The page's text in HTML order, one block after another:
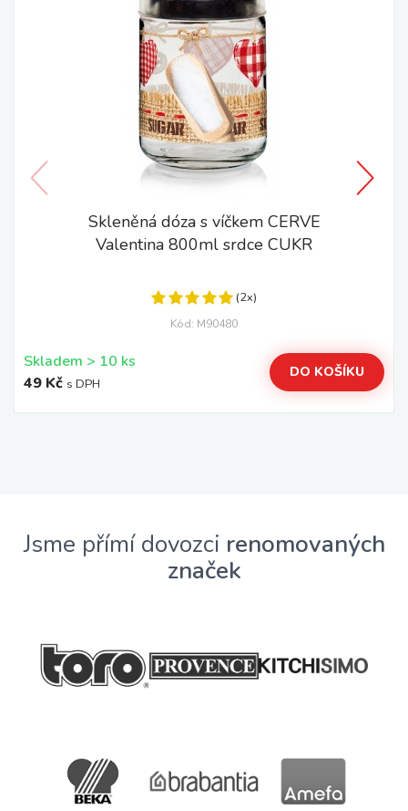
Skleněná dóza s víčkem CERVE
Valentina 800ml srdce CUKR
(2x)
Kód: M90480
Skladem > 10 ks
49 Kč s DPH
DO KOŠÍKU
Jsme přímí dovozci renomovaných
značek